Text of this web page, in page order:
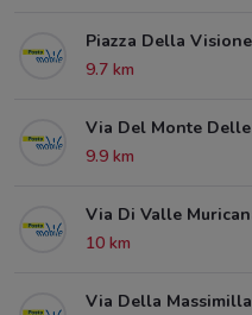
Piazza Della
9.7 km
Via Del Monte Delle
9.9 km
Via Di Valle
10 km
Via Della